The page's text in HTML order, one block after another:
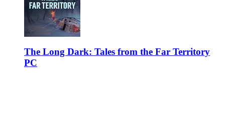
The Long Dark: Tales from the Far Territory
PC